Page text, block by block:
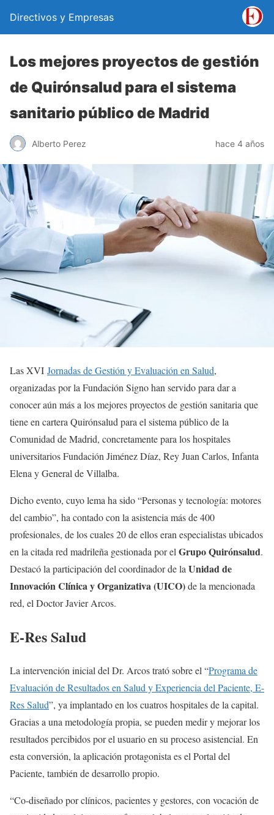
Directivos y Empresas
Los mejores proyectos de gestión
de Quirónsalud para el sistema
sanitario público de Madrid
Alberto Perez hace 4 años
Las XVI Jornadas de Gestión y Evaluación en Salud,
organizadas por la Fundación Signo han servido para dar a
conocer aún más a los mejores proyectos de gestión sanitaria que
tiene en cartera Quirónsalud para el sistema público de la
Comunidad de Madrid, concretamente para los hospitales
universitarios Fundación Jiménez Díaz, Rey Juan Carlos, Infanta
Elena y General de Villalba.
Dicho evento, cuyo lema ha sido “Personas y tecnología: motores
del cambio”, ha contado con la asistencia más de 400
profesionales, de los cuales 20 de ellos eran especialistas ubicados
en la citada red madrileña gestionada por el Grupo Quirónsalud.
Destacó la participación del coordinador de la Unidad de
Innovación Clínica y Organizativa (UICO)de la mencionada
red, el Doctor Javier Arcos.
E-Res Salud
La intervención inicial del Dr. Arcos trató sobre el “Programa de
Evaluación de Resultados en Salud y Experiencia del Paciente, E-
Res Salud”, ya implantado en los cuatros hospitales de la capital.
Gracias a una metodología propia, se pueden medir y mejorar los
resultados percibidos por el usuario en su proceso asistencial. En
esta conversión, la aplicación protagonista es el Portal del
Paciente, también de desarrollo propio.
“Co-diseñado por clínicos, pacientes y gestores, con vocación de